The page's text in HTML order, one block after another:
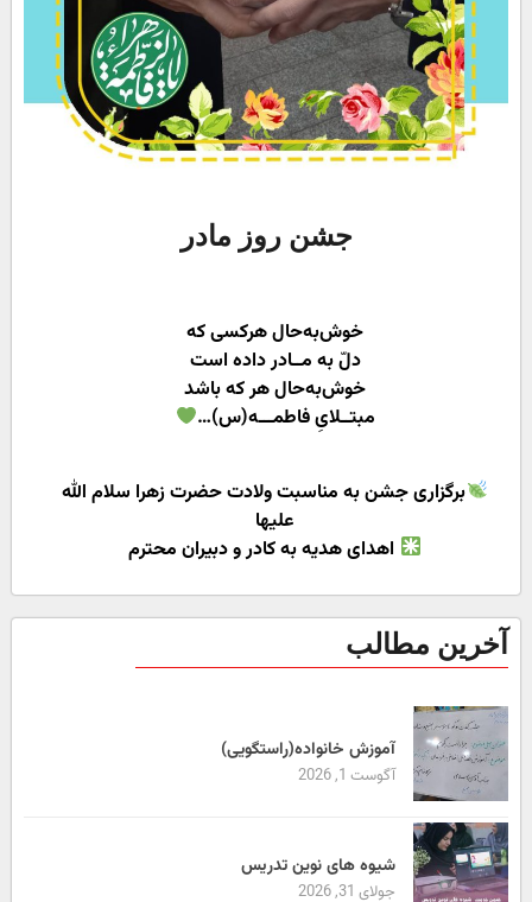
جشن روز مادر
خوش‌به‌حال هرکسی که
دلّ به مــادر داده است
خوش‌به‌حال هر که باشد
مبتــلایِ فاطمـــه(س)…
برگزاری جشن به مناسبت ولادت حضرت زهرا سلام الله
علیها
اهدای هدیه به کادر و دبیران محترم
آخرین مطالب
آموزش خانواده(راستگویی)
آگوست 1, 2026
شیوه های نوین تدریس
جولای 31, 2026